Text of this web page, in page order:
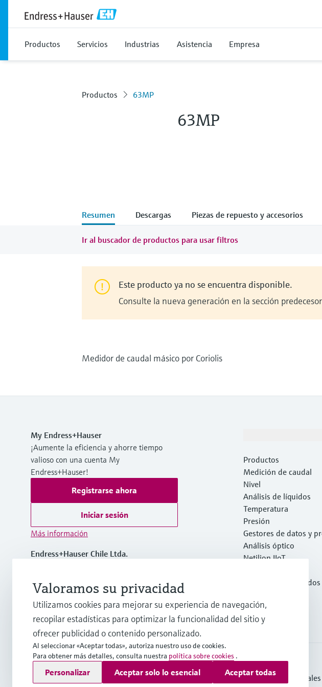
Productos Servicios Industrias Asistencia Empresa
Productos 63MP
63MP
Resumen Descargas Piezas de repuesto y accesorios
Ir al buscador de productos para usar filtros
Este producto ya no se encuentra disponible.
Consulte la nueva generación en la sección
Medidor de caudal másico por Coriolis
My Endress+Hauser
¡Aumente la eficiencia y ahorre tiempo
valioso con una cuenta My
Endress+Hauser!
Registrarse ahora
Iniciar sesión
Más información
Endress+Hauser Chile Ltda.
(56 2) 2398 9100
info@cl.endress.com
Productos
Medición de caudal
Nivel
Análisis de líquidos
Temperatura
Presión
Gestores de datos y
ctos de sistema
Análisis óptico
Netilion IIoT
Productos destacados
Servicios
Copyright © Endress+Hauser Group Services AG
Pie editorialTérminos de usoProtección de datos Términos y Condiciones Generales
Valoramos su privacidad
Utilizamos cookies para mejorar su experiencia de navegación,
recopilar estadísticas para optimizar la funcionalidad del sitio y
ofrecer publicidad o contenido personalizado.
Al seleccionar «Aceptar todas», autoriza nuestro uso de cookies.
Para obtener más detalles, consulta nuestra política sobre cookies .
Personalizar Aceptar solo lo esencial Aceptar todas